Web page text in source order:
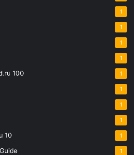
1
1
1
1
100 1
1
1
1
10 1
1